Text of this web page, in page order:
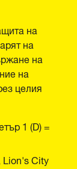
на
на
на
на
целия
1 (D) =
Lion's City